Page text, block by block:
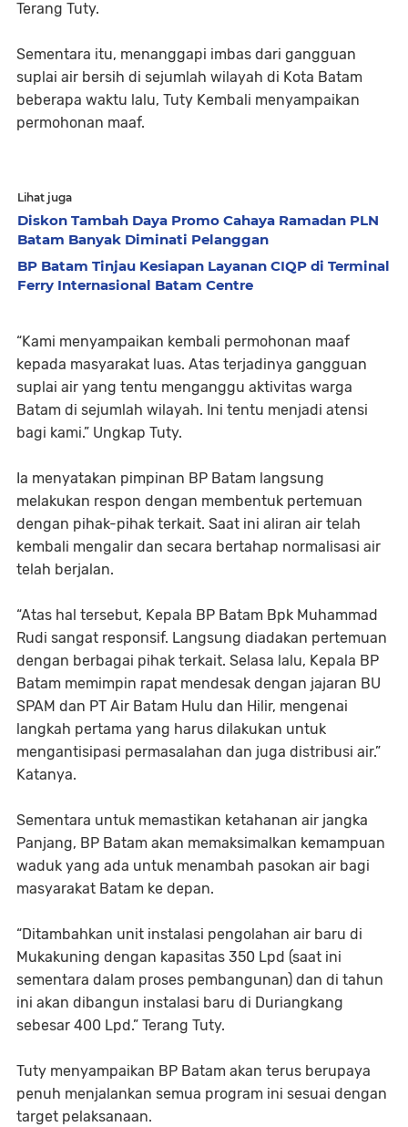
Terang Tuty.
Sementara itu, menanggapi imbas dari gangguan
suplai air bersih di sejumlah wilayah di Kota Batam
beberapa waktu lalu, Tuty Kembali menyampaikan
permohonan maaf.
Lihat juga
Diskon Tambah Daya Promo Cahaya Ramadan PLN
Batam Banyak Diminati Pelanggan
BP Batam Tinjau Kesiapan Layanan CIQP di Terminal
Ferry Internasional Batam Centre
“Kami menyampaikan kembali permohonan maaf
kepada masyarakat luas. Atas terjadinya gangguan
suplai air yang tentu menganggu aktivitas warga
Batam di sejumlah wilayah. Ini tentu menjadi atensi
bagi kami.” Ungkap Tuty.
Ia menyatakan pimpinan BP Batam langsung
melakukan respon dengan membentuk pertemuan
dengan pihak-pihak terkait. Saat ini aliran air telah
kembali mengalir dan secara bertahap normalisasi air
telah berjalan.
“Atas hal tersebut, Kepala BP Batam Bpk Muhammad
Rudi sangat responsif. Langsung diadakan pertemuan
dengan berbagai pihak terkait. Selasa lalu, Kepala BP
Batam memimpin rapat mendesak dengan jajaran BU
SPAM dan PT Air Batam Hulu dan Hilir, mengenai
langkah pertama yang harus dilakukan untuk
mengantisipasi permasalahan dan juga distribusi air.”
Katanya.
Sementara untuk memastikan ketahanan air jangka
Panjang, BP Batam akan memaksimalkan kemampuan
waduk yang ada untuk menambah pasokan air bagi
masyarakat Batam ke depan.
“Ditambahkan unit instalasi pengolahan air baru di
Mukakuning dengan kapasitas 350 Lpd (saat ini
sementara dalam proses pembangunan) dan di tahun
ini akan dibangun instalasi baru di Duriangkang
sebesar 400 Lpd.” Terang Tuty.
Tuty menyampaikan BP Batam akan terus berupaya
penuh menjalankan semua program ini sesuai dengan
target pelaksanaan.